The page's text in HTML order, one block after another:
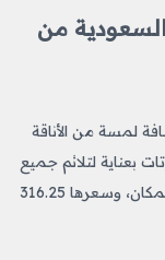
من
لمسة من الأناقة
بعناية لتلائم جميع
أنواع الديكورات وتضفي طابعًا مميزًا وفريدًا على المكان، وسعرها 316.25